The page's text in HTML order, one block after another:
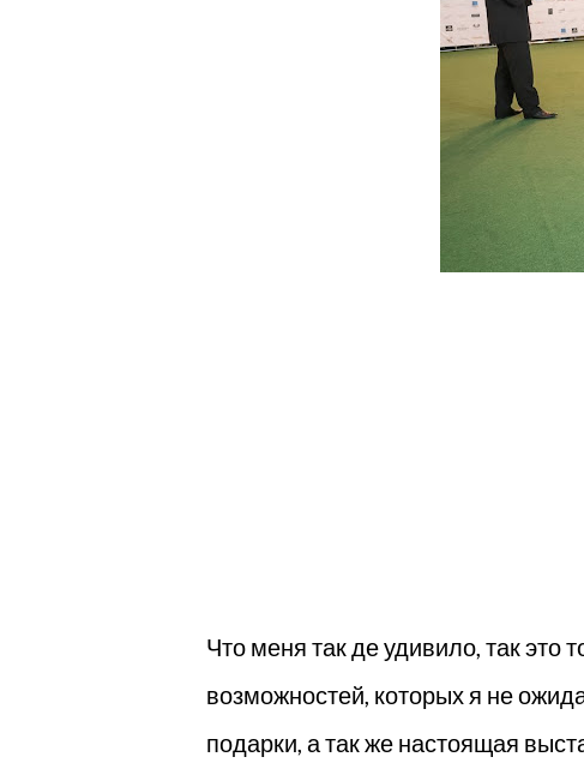
Что меня так де удивило, так это
возможностей, которых я не
подарки, а так же настоящая